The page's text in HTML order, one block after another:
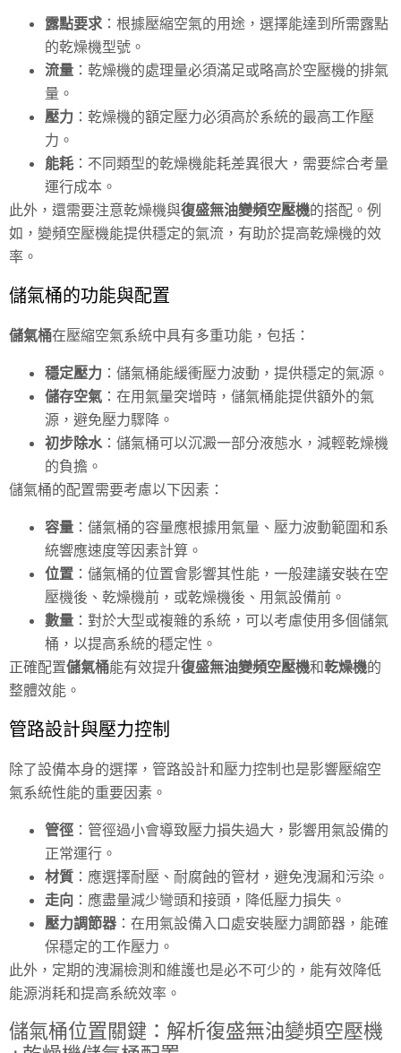
露點要求 ：根據壓縮空氣的用途，選擇能達到所需露點
的乾燥機型號。
流量 ：乾燥機的處理量必須滿足或略高於空壓機的排氣
量。
壓力 ：乾燥機的額定壓力必須高於系統的最高工作壓
力。
能耗 ：不同類型的乾燥機能耗差異很大，需要綜合考量
運行成本。
此外，還需要注意乾燥機與復盛無油變頻空壓機的搭配。例
如，變頻空壓機能提供穩定的氣流，有助於提高乾燥機的效
率。
儲氣桶的功能與配置
儲氣桶在壓縮空氣系統中具有多重功能，包括：
穩定壓力 ：儲氣桶能緩衝壓力波動，提供穩定的氣源。
儲存空氣 ：在用氣量突增時，儲氣桶能提供額外的氣
源，避免壓力驟降。
初步除水：儲氣桶可以沉澱一部分液態水，減輕乾燥機
的負擔。
儲氣桶的配置需要考慮以下因素：
容量 ：儲氣桶的容量應根據用氣量、壓力波動範圍和系
統響應速度等因素計算。
位置 ：儲氣桶的位置會影響其性能，一般建議安裝在空
壓機後、乾燥機前，或乾燥機後、用氣設備前。
數量 ：對於大型或複雜的系統，可以考慮使用多個儲氣
桶，以提高系統的穩定性。
正確配置儲氣桶能有效提升復盛無油變頻空壓機和乾燥機的
整體效能。
管路設計與壓力控制
除了設備本身的選擇，管路設計和壓力控制也是影響壓縮空
氣系統性能的重要因素。
管徑 ：管徑過小會導致壓力損失過大，影響用氣設備的
正常運行。
材質 ：應選擇耐壓、耐腐蝕的管材，避免洩漏和污染。
走向 ：應盡量減少彎頭和接頭，降低壓力損失。
壓力調節器 ：在用氣設備入口處安裝壓力調節器，能確
保穩定的工作壓力。
此外，定期的洩漏檢測和維護也是必不可少的，能有效降低
能源消耗和提高系統效率。
儲氣桶位置關鍵：解析復盛無油變頻空壓機